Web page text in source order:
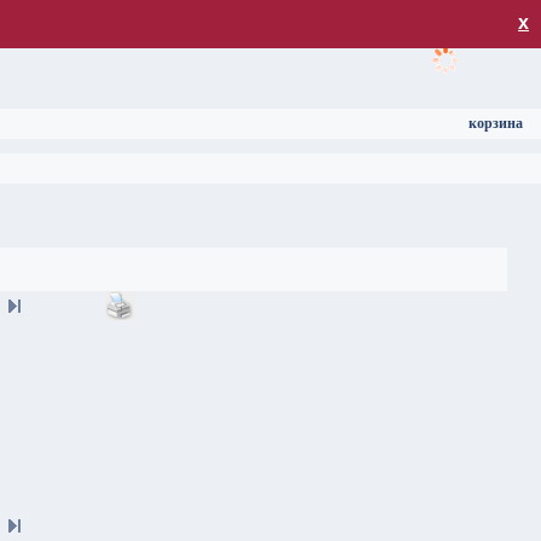
х
корзина